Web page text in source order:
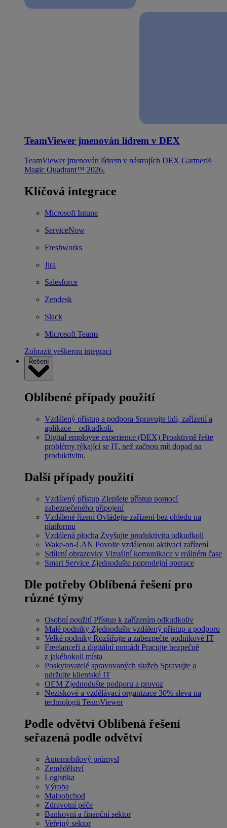
TeamViewer jmenován lídrem v DEX
TeamViewer jmenován lídrem v nástrojích DEX Gartner®
Magic Quadrant™ 2026.
Klíčová integrace
Microsoft Intune
ServiceNow
Freshworks
Jira
Salesforce
Zendesk
Slack
Microsoft Teams
Zobrazit veškerou integraci
Řešení
Oblíbené případy použití
Vzdálený přístup a podpora Spravujte lidi, zařízení a
aplikace – odkudkoli.
Digital employee experience (DEX) Proaktivně řešte
problémy týkající se IT, než začnou mít dopad na
produktivitu.
Další případy použití
Vzdálený přístup Zlepšete přístup pomocí
zabezpečeného připojení
Vzdálené řízení Ovládejte zařízení bez ohledu na
platformu
Vzdálená plocha Zvyšujte produktivitu odkudkoli
Wake-on-LAN Povolte vzdálenou aktivaci zařízení
Sdílení obrazovky Vizuální komunikace v reálném čase
Smart Service Zjednodušte poprodejní operace
Dle potřeby Oblíbená řešení pro
různé týmy
Osobní použití Přístup k zařízením odkudkoliv
Malé podniky Zjednodušte vzdálený přístup a podporu
Velké podniky Rozšiřujte a zabezpečte podnikové IT
Freelanceři a digitální nomádi Pracujte bezpečně
z jakéhokoli místa
Poskytovatelé spravovaných služeb Spravujte a
udržujte klientské IT
OEM Zjednodušte podporu a provoz
Neziskové a vzdělávací organizace 30% sleva na
technologii TeamViewer
Podle odvětví Oblíbená řešení
seřazená podle odvětví
Automobilový průmysl
Zemědělství
Logistika
Výroba
Maloobchod
Zdravotní péče
Bankovní a finanční sektor
Veřejný sektor